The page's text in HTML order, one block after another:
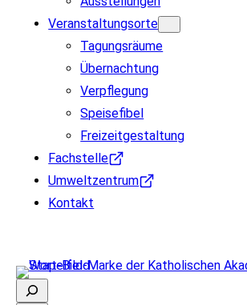
Veranstaltungsorte
Tagungsräume
Übernachtung
Verpflegung
Speisefibel
Freizeitgestaltung
Fachstelle
Umweltzentrum
Kontakt
Suchen